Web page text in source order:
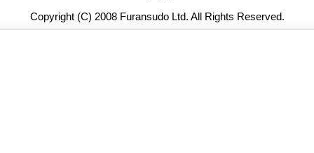
Copyright (C) 2008 Furansudo Ltd. All Rights Reserved.